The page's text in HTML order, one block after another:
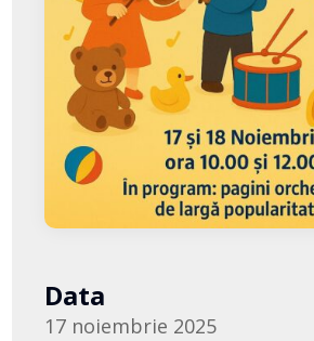
Data
17 noiembrie 2025